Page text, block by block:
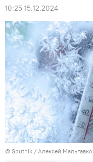
10:25 15.12.2024
© Sputnik / Алексей Мальгавко